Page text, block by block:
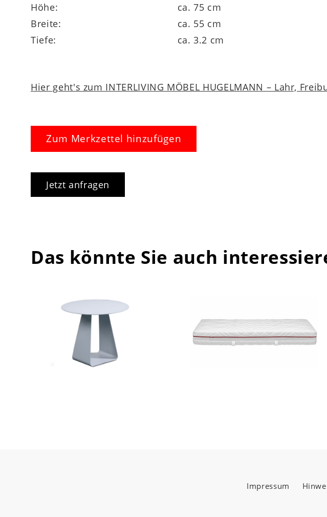
Höhe:
ca. 75 cm
Breite:
ca. 55 cm
Tiefe:
ca. 3.2 cm
Hier geht's zum INTERLIVING MÖBEL HUGELMANN – Lahr,
Zum Merkzettel hinzufügen
Jetzt anfragen
Das könnte Sie auch
Impressum